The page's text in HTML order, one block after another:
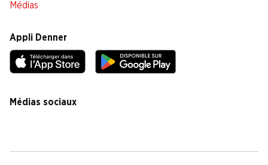
Médias
Appli Denner
Médias sociaux